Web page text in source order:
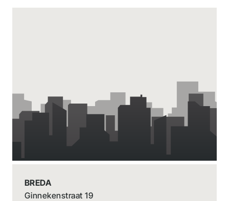
BREDA
Ginnekenstraat 19